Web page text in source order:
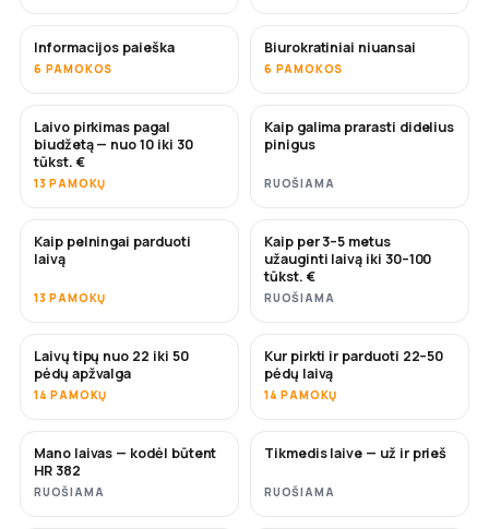
Informacijos paieška
6 PAMOKOS
Biurokratiniai niuansai
6 PAMOKOS
NETRUKUS
Laivo pirkimas pagal
biudžetą — nuo 10 iki 30
tūkst. €
13 PAMOKŲ
NETRUKUS
Kaip galima prarasti didelius
pinigus
RUOŠIAMA
NAUJA
Kaip pelningai parduoti
laivą
13 PAMOKŲ
NAUJA
Kaip per 3–5 metus
užauginti laivą iki 30–100
tūkst. €
RUOŠIAMA
NETRUKUS
Laivų tipų nuo 22 iki 50
pėdų apžvalga
14 PAMOKŲ
NETRUKUS
Kur pirkti ir parduoti 22–50
pėdų laivą
14 PAMOKŲ
NETRUKUS
Mano laivas — kodėl būtent
HR 382
RUOŠIAMA
NETRUKUS
Tikmedis laive — už ir prieš
RUOŠIAMA